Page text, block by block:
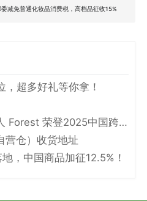
减免普通化妆品消费税，高档品征收15%
，超多好礼等你拿！
喜讯！大森林物流创始人 Forest 荣登2025中国跨境电商物流名人堂！
营仓）收货地址
，中国商品加征12.5%！